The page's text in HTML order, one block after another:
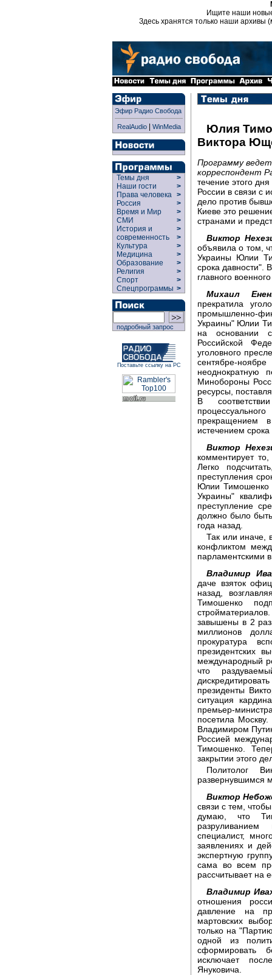
Ищите наши
Здесь хранятся только наши архивы
Эфир Радио Свобода
RealAudio| WinMedia
Темы дня
>
Наши гости
>
Права человека >
Россия
>
Время и Мир
>
СМИ
>
История и
современность
>
>
Культура
>
Медицина
>
Образование
>
Религия
>
Спорт
>
Спецпрограммы >
подробный запрос
Поставьте ссылку на РС
Юлия
Виктора
Программу
корреспондент
течение этого
России в связи с
дело против
Киеве это
странами и
Виктор
объявила о том,
Украины Юлии
срока давности".
главного
Михаил
прекратила
промышленно-
Украины" Юлии
на основании
Российской
уголовного
сентябре-
неоднократную
Минобороны
ресурсы,
В
прекращением
истечением срока
Виктор
комментирует
Легко
преступления
Юлии Тимошенко
Украины"
преступление
должно было
года назад.
Так или иначе,
конфликтом
парламентскими
Владимир
даче взяток
назад,
Тимошенко
завышены в 2
миллионов
прокуратура
президентских
международный
что
президенты
ситуация
премьер-
посетила
Владимиром
Россией
Тимошенко.
закрытии этого
Политолог
развернувшимся
Виктор
связи с тем,
думаю, что
специалист,
заявлениях и
экспертную
сама во всем
рассчитывает на
Владимир
отношения
давление на
мартовских
только на
одной из
сформировать
исключает
Януковича.